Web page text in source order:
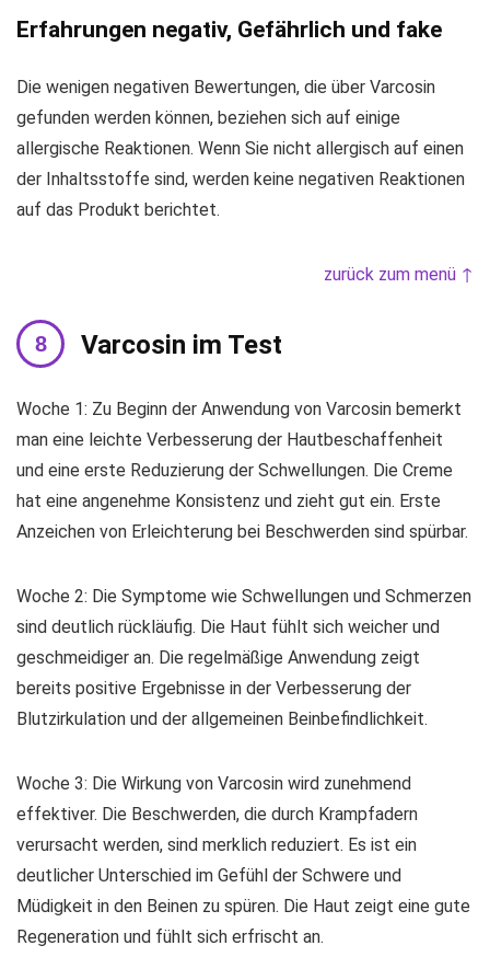
Erfahrungen negativ, Gefährlich und fake
Die wenigen negativen Bewertungen, die über Varcosin
gefunden werden können, beziehen sich auf einige
allergische Reaktionen. Wenn Sie nicht allergisch auf einen
der Inhaltsstoffe sind, werden keine negativen Reaktionen
auf das Produkt berichtet.
zurück zum menü ↑
Varcosin im Test
Woche 1: Zu Beginn der Anwendung von Varcosin bemerkt
man eine leichte Verbesserung der Hautbeschaffenheit
und eine erste Reduzierung der Schwellungen. Die Creme
hat eine angenehme Konsistenz und zieht gut ein. Erste
Anzeichen von Erleichterung bei Beschwerden sind spürbar.
Woche 2: Die Symptome wie Schwellungen und Schmerzen
sind deutlich rückläufig. Die Haut fühlt sich weicher und
geschmeidiger an. Die regelmäßige Anwendung zeigt
bereits positive Ergebnisse in der Verbesserung der
Blutzirkulation und der allgemeinen Beinbefindlichkeit.
Woche 3: Die Wirkung von Varcosin wird zunehmend
effektiver. Die Beschwerden, die durch Krampfadern
verursacht werden, sind merklich reduziert. Es ist ein
deutlicher Unterschied im Gefühl der Schwere und
Müdigkeit in den Beinen zu spüren. Die Haut zeigt eine gute
Regeneration und fühlt sich erfrischt an.